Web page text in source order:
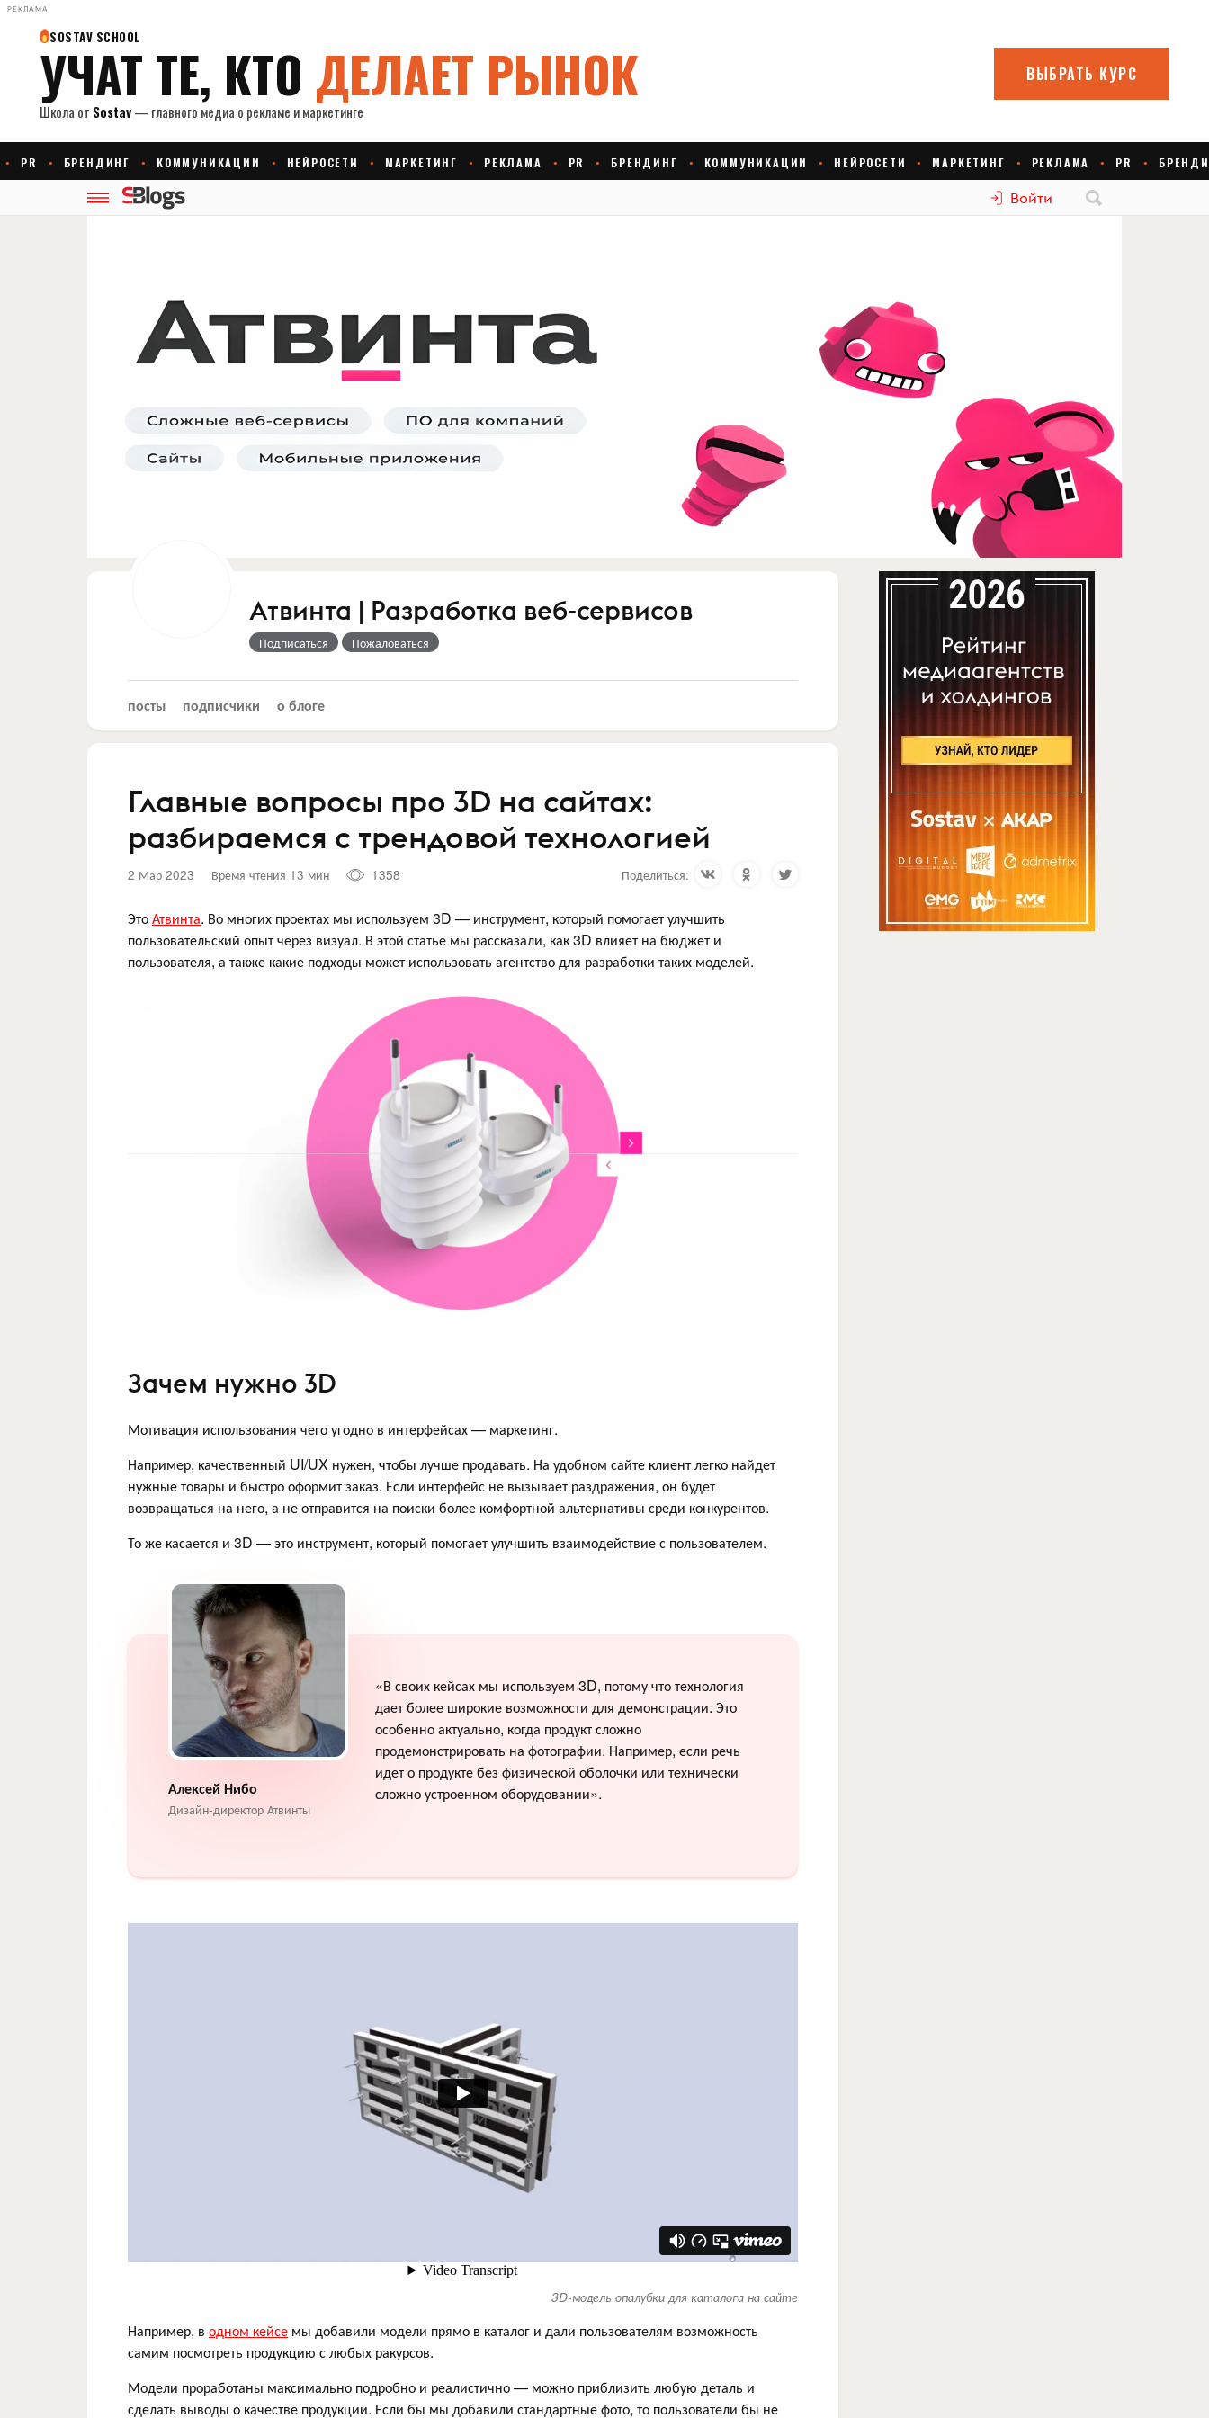
РЕКЛАМА
Войти
Атвинта | Разработка веб-сервисов
Подписаться Пожаловаться
посты подписчики о блоге
Главные вопросы про 3D на сайтах:
разбираемся с трендовой технологией
2 Мар 2023 Время чтения 13 мин 1358 Поделиться:
ЭтоАтвинта. Во многих проектах мы используем 3D — инструмент, который помогает улучшить
пользовательский опыт через визуал. В этой статье мы рассказали, как 3D влияет на бюджет и
пользователя, а также какие подходы может использовать агентство для разработки таких моделей.
Зачем нужно 3D
Мотивация использования чего угодно в интерфейсах — маркетинг.
Например, качественный UI/UX нужен, чтобы лучше продавать. На удобном сайте клиент легко найдет
нужные товары и быстро оформит заказ. Если интерфейс не вызывает раздражения, он будет
возвращаться на него, а не отправится на поиски более комфортной альтернативы среди конкурентов.
То же касается и 3D — это инструмент, который помогает улучшить взаимодействие с пользователем.
Алексей Нибо
Дизайн-директор Атвинты
«В своих кейсах мы используем 3D, потому что технология
дает более широкие возможности для демонстрации. Это
особенно актуально, когда продукт сложно
продемонстрировать на фотографии. Например, если речь
идет о продукте без физической оболочки или технически
сложно устроенном оборудовании».
3D-модель опалубки для каталога на сайте
Например, в одном кейсе мы добавили модели прямо в каталог и дали пользователям возможность
самим посмотреть продукцию с любых ракурсов.
Модели проработаны максимально подробно и реалистично — можно приблизить любую деталь и
сделать выводы о качестве продукции. Если бы мы добавили стандартные фото, то пользователи бы не